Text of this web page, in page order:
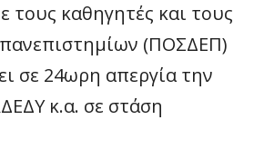
τους καθηγητές και τους
(ΠΟΣΔΕΠ)
σε 24ωρη απεργία την
κ.α. σε στάση